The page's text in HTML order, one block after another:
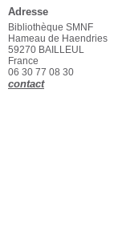
Pratique du terrain
Localisation
Bibliothèque SMNF
Bureau SMNF 2
Section
Bulletin
Adresse
Bibliothèque SMNF
Hameau de Haendries
59270 BAILLEUL
France
06 30 77 08 30
contact